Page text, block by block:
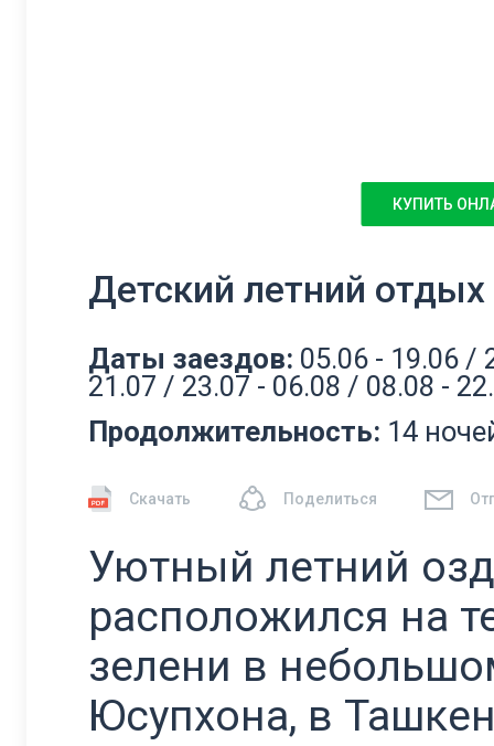
КУПИТЬ
Детский летний
Даты заездов: 05.06 - 19.06 /
21.07 / 23.07 - 06.08 / 08.08 -
Продолжительность: 14
Скачать Поделиться
Уютный летний
расположился на
зелени в
Юсупхона, в